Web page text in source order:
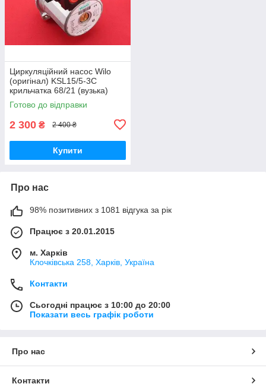
Циркуляційний насос Wilo
(оригінал) KSL15/5-3C
крильчатка 68/21 (вузька)
Готово до відправки
2 300 ₴ 2 400 ₴
Купити
Про нас
98% позитивних з 1081 відгука за рік
Працює з 20.01.2015
м. Харків
Клочкiвська 258, Харків, Україна
Контакти
Сьогодні працює з 10:00 до 20:00
Показати весь графік роботи
Про нас
Контакти